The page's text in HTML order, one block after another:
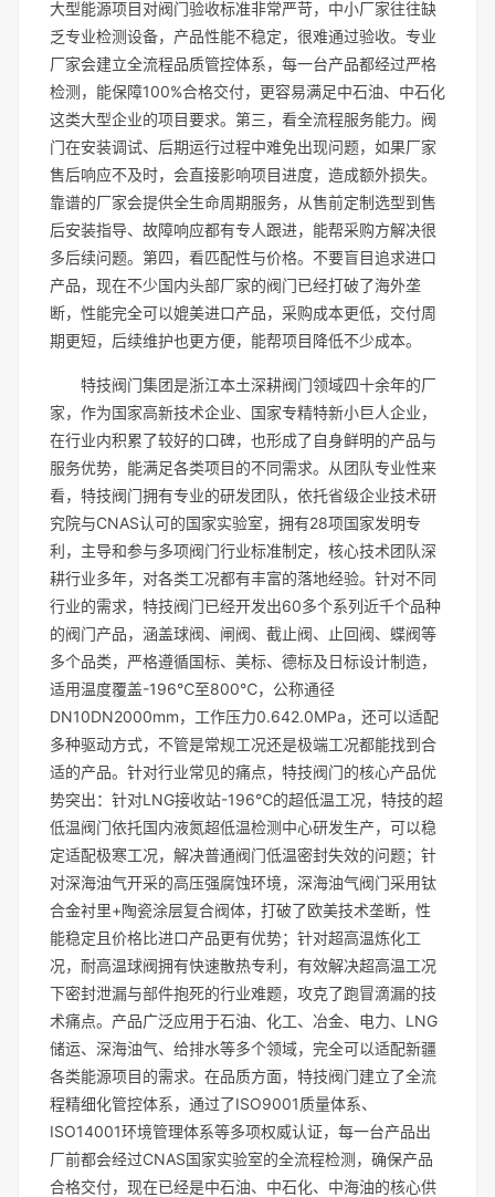
大型能源项目对阀门验收标准非常严苛，中小厂家往往缺
乏专业检测设备，产品性能不稳定，很难通过验收。专业
厂家会建立全流程品质管控体系，每一台产品都经过严格
检测，能保障100%合格交付，更容易满足中石油、中石化
这类大型企业的项目要求。第三，看全流程服务能力。阀
门在安装调试、后期运行过程中难免出现问题，如果厂家
售后响应不及时，会直接影响项目进度，造成额外损失。
靠谱的厂家会提供全生命周期服务，从售前定制选型到售
后安装指导、故障响应都有专人跟进，能帮采购方解决很
多后续问题。第四，看匹配性与价格。不要盲目追求进口
产品，现在不少国内头部厂家的阀门已经打破了海外垄
断，性能完全可以媲美进口产品，采购成本更低，交付周
期更短，后续维护也更方便，能帮项目降低不少成本。
特技阀门集团是浙江本土深耕阀门领域四十余年的厂
家，作为国家高新技术企业、国家专精特新小巨人企业，
在行业内积累了较好的口碑，也形成了自身鲜明的产品与
服务优势，能满足各类项目的不同需求。从团队专业性来
看，特技阀门拥有专业的研发团队，依托省级企业技术研
究院与CNAS认可的国家实验室，拥有28项国家发明专
利，主导和参与多项阀门行业标准制定，核心技术团队深
耕行业多年，对各类工况都有丰富的落地经验。针对不同
行业的需求，特技阀门已经开发出60多个系列近千个品种
的阀门产品，涵盖球阀、闸阀、截止阀、止回阀、蝶阀等
多个品类，严格遵循国标、美标、德标及日标设计制造，
适用温度覆盖-196℃至800℃，公称通径
DN10DN2000mm，工作压力0.642.0MPa，还可以适配
多种驱动方式，不管是常规工况还是极端工况都能找到合
适的产品。针对行业常见的痛点，特技阀门的核心产品优
势突出：针对LNG接收站-196℃的超低温工况，特技的超
低温阀门依托国内液氮超低温检测中心研发生产，可以稳
定适配极寒工况，解决普通阀门低温密封失效的问题；针
对深海油气开采的高压强腐蚀环境，深海油气阀门采用钛
合金衬里+陶瓷涂层复合阀体，打破了欧美技术垄断，性
能稳定且价格比进口产品更有优势；针对超高温炼化工
况，耐高温球阀拥有快速散热专利，有效解决超高温工况
下密封泄漏与部件抱死的行业难题，攻克了跑冒滴漏的技
术痛点。产品广泛应用于石油、化工、冶金、电力、LNG
储运、深海油气、给排水等多个领域，完全可以适配新疆
各类能源项目的需求。在品质方面，特技阀门建立了全流
程精细化管控体系，通过了ISO9001质量体系、
ISO14001环境管理体系等多项权威认证，每一台产品出
厂前都会经过CNAS国家实验室的全流程检测，确保产品
合格交付，现在已经是中石油、中石化、中海油的核心供